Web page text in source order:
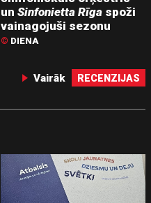
unSinfonietta Rīga spoži
vainagojuši sezonu
© DIENA
Vairāk RECENZIJAS